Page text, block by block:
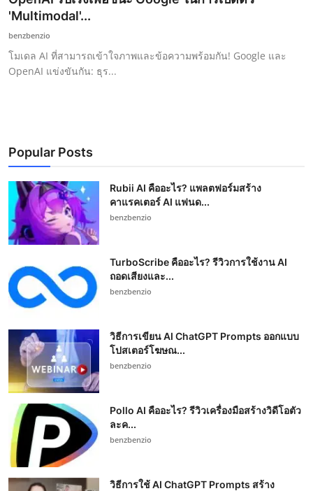
'Multimodal'...
benzbenzio
โมเดล AI ที่สามารถเข้าใจภาพและข้อความพร้อมกัน! Google และ
OpenAI แข่งขันกัน: ธุร...
Popular Posts
Rubii AI คืออะไร? แพลตฟอร์มสร้าง
คาแรคเตอร์ AI แฟนด...
benzbenzio
TurboScribe คืออะไร? รีวิวการใช้งาน AI
ถอดเสียงและ...
benzbenzio
วิธีการเขียน AI ChatGPT Prompts ออกแบบ
โปสเตอร์โฆษณ...
benzbenzio
Pollo AI คืออะไร? รีวิวเครื่องมือสร้างวิดีโอตัว
ละค...
benzbenzio
วิธีการใช้ AI ChatGPT Prompts สร้าง